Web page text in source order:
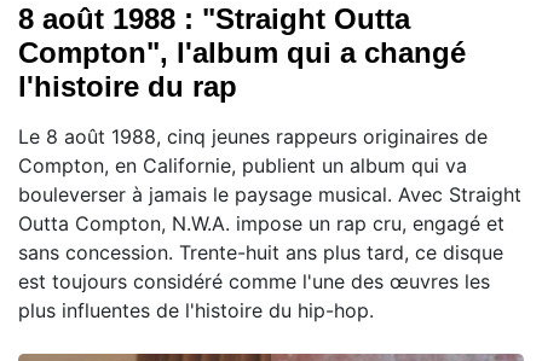
8 août 1988 : "Straight Outta
Compton", l'album qui a changé
l'histoire du rap
Le 8 août 1988, cinq jeunes rappeurs originaires de
Compton, en Californie, publient un album qui va
bouleverser à jamais le paysage musical. Avec Straight
Outta Compton, N.W.A. impose un rap cru, engagé et
sans concession. Trente-huit ans plus tard, ce disque
est toujours considéré comme l'une des œuvres les
plus influentes de l'histoire du hip-hop.